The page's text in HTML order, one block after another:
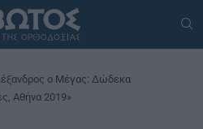
ο Μέγας: Δώδεκα
Αθήνα 2019»